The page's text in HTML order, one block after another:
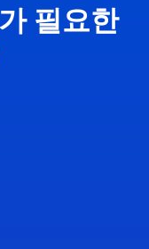
필요한